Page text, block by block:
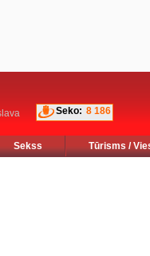
Seko: 8 186
Sekss Tūrisms /